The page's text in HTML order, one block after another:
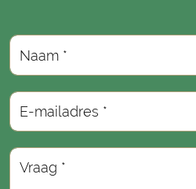
Naam *
E-mailadres *
Vraag *